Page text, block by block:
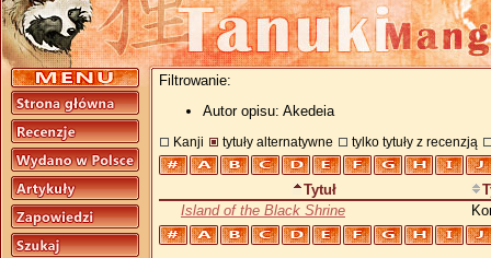
Filtrowanie:
Autor opisu: Akedeia
Kanji tytuły alternatywne tylko tytuły z recenzją
Tytuł
Island of the Black Shrine